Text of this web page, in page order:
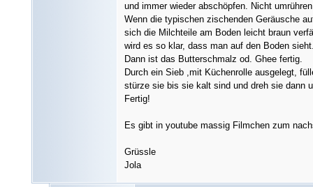
und immer wieder abschöpfen. Nicht
Wenn die typischen zischenden Geräusche
sich die Milchteile am Boden leicht braun
wird es so klar, dass man auf den Boden
Dann ist das Butterschmalz od. Ghee fertig.
Durch ein Sieb ,mit Küchenrolle ausgelegt,
stürze sie bis sie kalt sind und dreh sie dann
Fertig!
Es gibt in youtube massig Filmchen zum
Grüssle
Jola